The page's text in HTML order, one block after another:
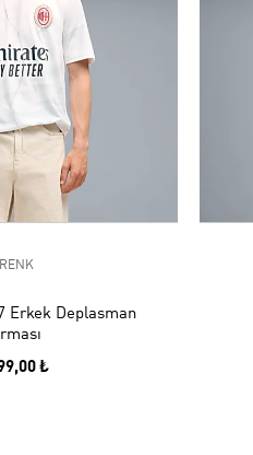
Erkek Deplasman
₺